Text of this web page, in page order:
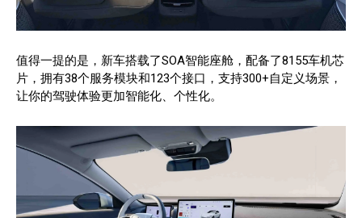
值得一提的是，新车搭载了SOA智能座舱，配备了8155车机芯
片，拥有38个服务模块和123个接口，支持300+自定义场景，
让你的驾驶体验更加智能化、个性化。